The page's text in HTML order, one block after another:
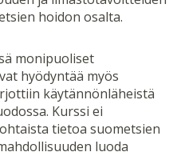
hoidon osalta.
monipuoliset
hyödyntää myös
käytännönläheistä
Kurssi ei
tietoa suometsien
luoda